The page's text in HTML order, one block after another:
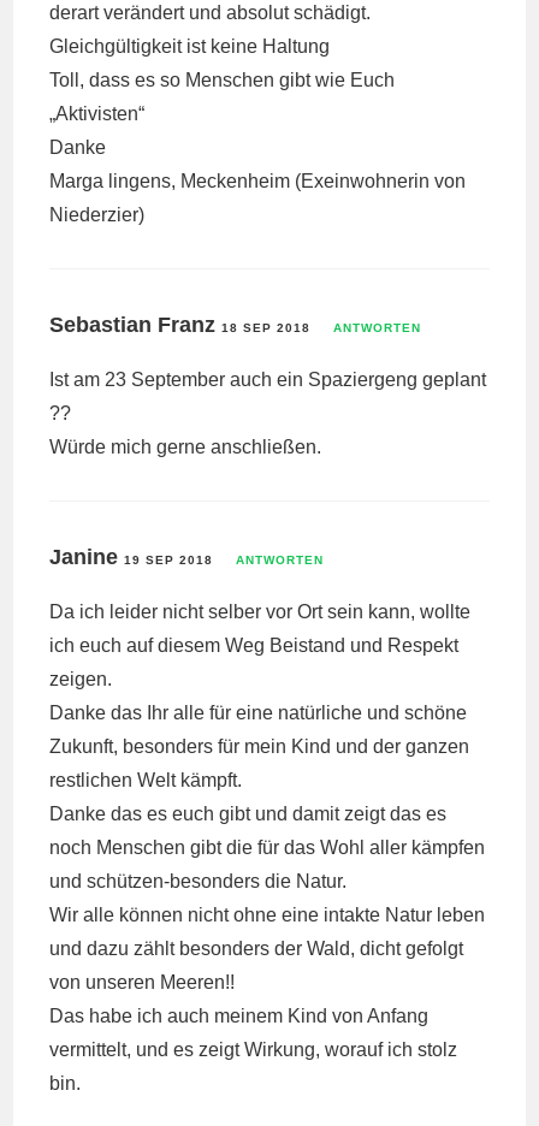
derart verändert und absolut schädigt.
Gleichgültigkeit ist keine Haltung
Toll, dass es so Menschen gibt wie Euch
„Aktivisten“
Danke
Marga lingens, Meckenheim (Exeinwohnerin von
Niederzier)
Sebastian Franz18 SEP 2018 ANTWORTEN
Ist am 23 September auch ein Spaziergeng geplant
??
Würde mich gerne anschließen.
Janine19 SEP 2018 ANTWORTEN
Da ich leider nicht selber vor Ort sein kann, wollte
ich euch auf diesem Weg Beistand und Respekt
zeigen.
Danke das Ihr alle für eine natürliche und schöne
Zukunft, besonders für mein Kind und der ganzen
restlichen Welt kämpft.
Danke das es euch gibt und damit zeigt das es
noch Menschen gibt die für das Wohl aller kämpfen
und schützen-besonders die Natur.
Wir alle können nicht ohne eine intakte Natur leben
und dazu zählt besonders der Wald, dicht gefolgt
von unseren Meeren!!
Das habe ich auch meinem Kind von Anfang
vermittelt, und es zeigt Wirkung, worauf ich stolz
bin.